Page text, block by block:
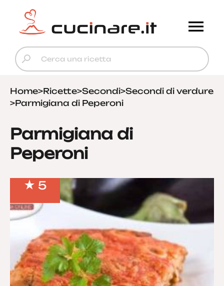
Home>Ricette>Secondi>Secondi di verdure
>Parmigiana di Peperoni
Parmigiana di
Peperoni
5